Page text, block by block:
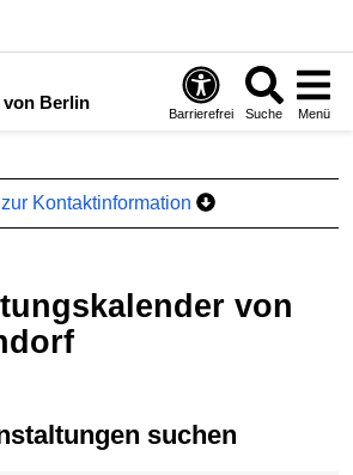
Berlin
Barrierefrei Suche Menü
Kontaktinformation
suchen